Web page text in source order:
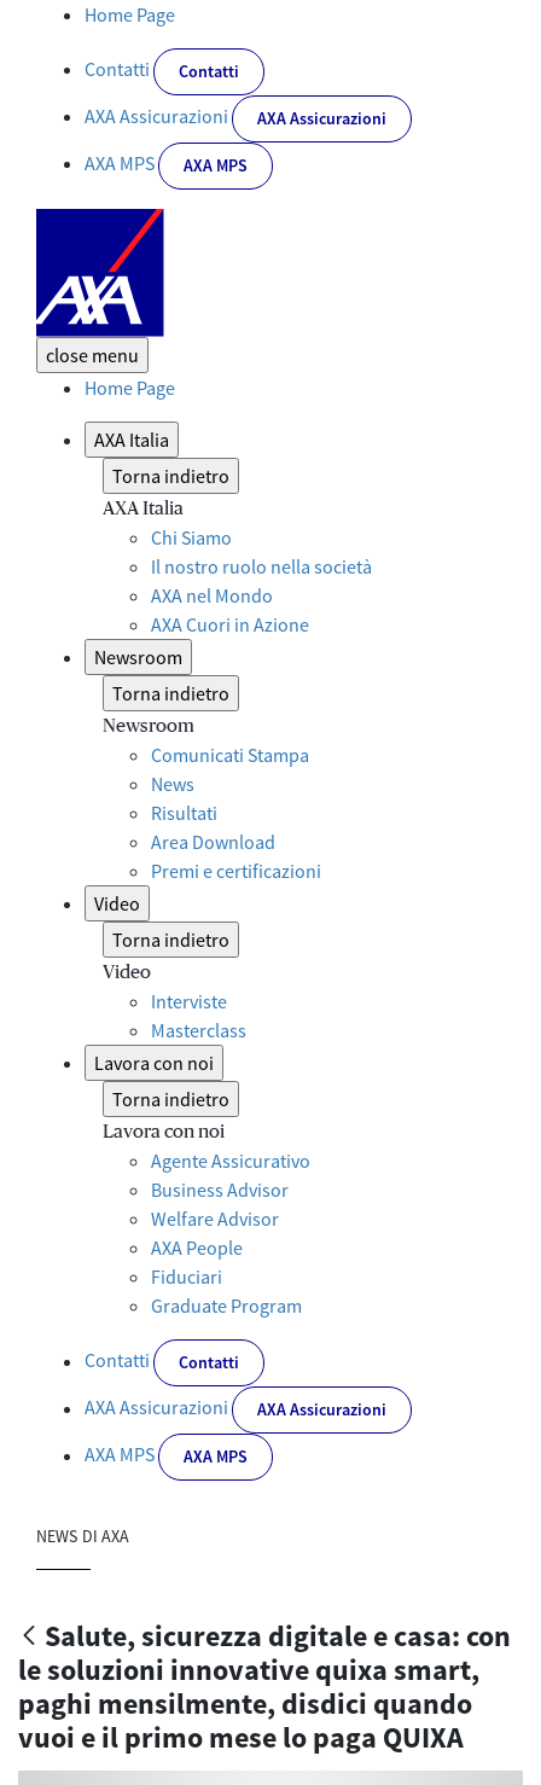
Salute, sicurezza digitale e casa: con le soluzioni innovative
Home Page
Contatti Contatti
AXA Assicurazioni AXA Assicurazioni
AXA MPS AXA MPS
close menu
Home Page
AXA Italia
Torna indietro
AXA Italia
Chi Siamo
Il nostro ruolo nella società
AXA nel Mondo
AXA Cuori in Azione
Newsroom
Torna indietro
Newsroom
Comunicati Stampa
News
Risultati
Area Download
Premi e certificazioni
Video
Torna indietro
Video
Interviste
Masterclass
Lavora con noi
Torna indietro
Lavora con noi
Agente Assicurativo
Business Advisor
Welfare Advisor
AXA People
Fiduciari
Graduate Program
Contatti Contatti
AXA Assicurazioni AXA Assicurazioni
AXA MPS AXA MPS
NEWS DI AXA
Salute, sicurezza digitale e casa: con
le soluzioni innovative quixa smart,
paghi mensilmente, disdici quando
vuoi e il primo mese lo paga QUIXA